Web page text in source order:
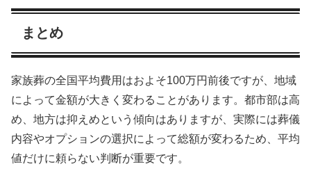
まとめ
家族葬の全国平均費用はおよそ100万円前後ですが、地域
によって金額が大きく変わることがあります。都市部は高
め、地方は抑えめという傾向はありますが、実際には葬儀
内容やオプションの選択によって総額が変わるため、平均
値だけに頼らない判断が重要です。